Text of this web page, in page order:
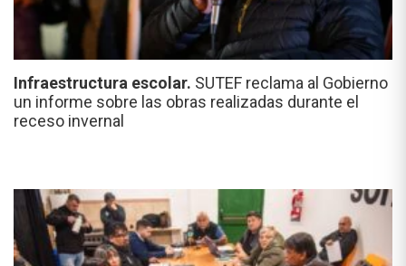
Infraestructura escolar. SUTEF reclama al Gobierno
un informe sobre las obras realizadas durante el
receso invernal